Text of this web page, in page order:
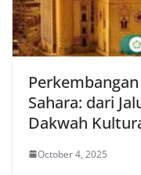
Sahara: dari
Dakwah
October 4, 2025